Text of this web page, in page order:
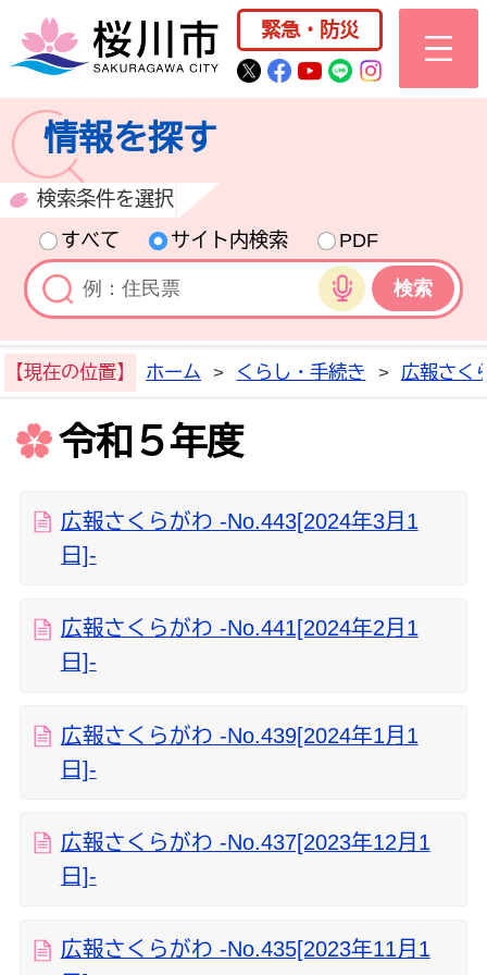
桜川市公式ホー
緊急・防災
桜川市公式Twitter
桜川市公式
桜川市公式
桜川市公式
情報を探す
検索条件を選択
すべて
サイト内検索
PDF
音声検索
【現在の位置】 ホーム > くらし・手続き > 広報さく
令和５年度
広報さくらがわ -No.443[2024年3月1
日]-
広報さくらがわ -No.441[2024年2月1
日]-
広報さくらがわ -No.439[2024年1月1
日]-
広報さくらがわ -No.437[2023年12月1
日]-
広報さくらがわ -No.435[2023年11月1